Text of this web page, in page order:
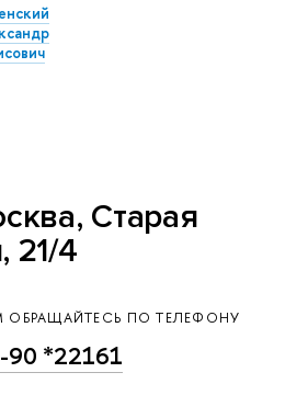
Старая
21/4
ПО ТЕЛЕФОНУ
90 *22161